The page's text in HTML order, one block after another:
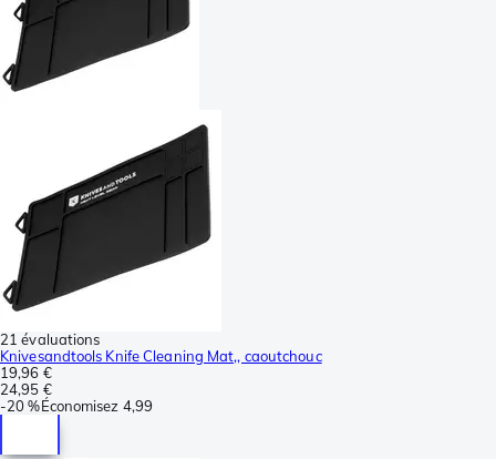
21 évaluations
Knivesandtools Knife Cleaning Mat,, caoutchouc
19,96 €
24,95 €
-20 %Économisez 4,99